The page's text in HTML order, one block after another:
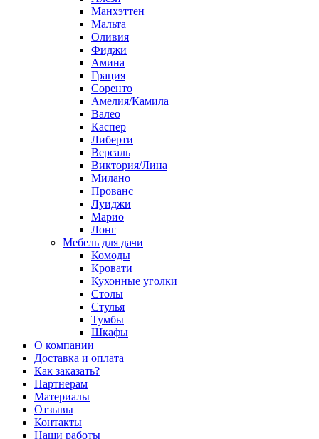
Манхэттен
Мальта
Оливия
Фиджи
Амина
Грация
Соренто
Амелия/Камила
Валео
Каспер
Либерти
Версаль
Виктория/Лина
Милано
Прованс
Луиджи
Марио
Лонг
Мебель для дачи
Комоды
Кровати
Кухонные уголки
Столы
Стулья
Тумбы
Шкафы
О компании
Доставка и оплата
Как заказать?
Партнерам
Материалы
Отзывы
Контакты
Наши работы